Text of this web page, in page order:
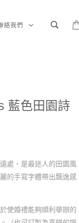
絡我們
藍色田園詩
處，是最迷人的田園風
的手寫字體帶出飄逸感
使婚禮能夠順利舉辦的